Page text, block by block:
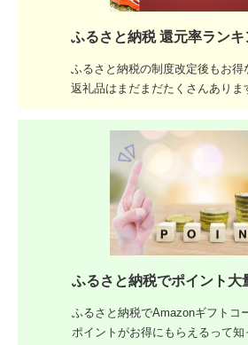
ふるさと納税 還元率ラン
ふるさと納税の制度改定後もお得
返礼品はまだまだたくさんありま
ふるさと納税でポイント大
ふるさと納税でAmazonギフトコ
ポイントがお得にもらえるって知